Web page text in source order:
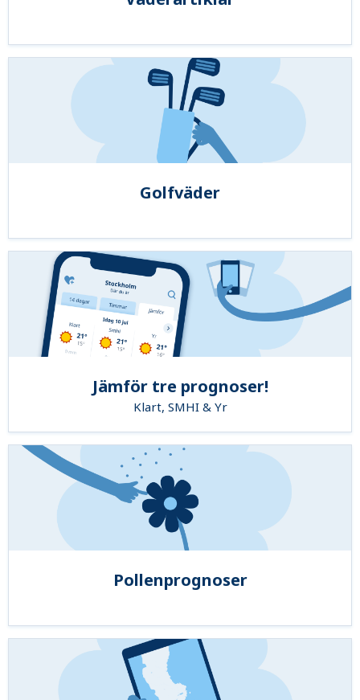
Golfväder
Jämför tre prognoser!
Klart, SMHI & Yr
Pollenprognoser